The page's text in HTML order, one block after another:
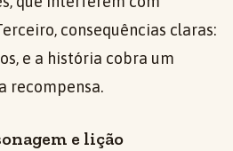
consequências claras:
e a história cobra um
recompensa.
e lição